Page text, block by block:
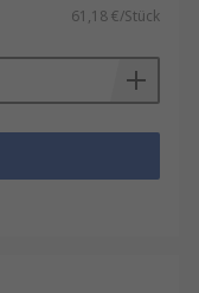
61,18 €/Stück